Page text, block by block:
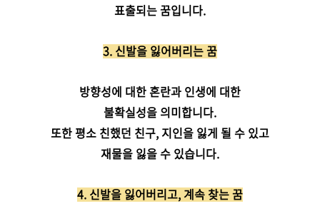
표출되는 꿈입니다.
3. 신발을 잃어버리는 꿈
방향성에 대한 혼란과 인생에 대한
불확실성을 의미합니다.
또한 평소 친했던 친구, 지인을 잃게 될 수 있고
재물을 잃을 수 있습니다.
4. 신발을 잃어버리고, 계속 찾는 꿈